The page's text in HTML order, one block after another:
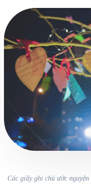
Các giấy ghi chú ước